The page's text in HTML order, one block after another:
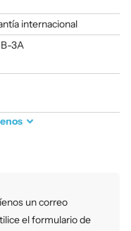
internacional
3A
un correo
el formulario de